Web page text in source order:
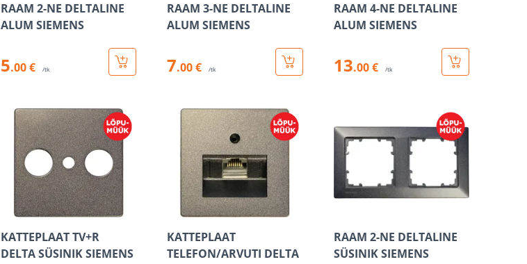
RAAM 2-NE DELTALINE
ALUM SIEMENS
5.00 € /tk
RAAM 3-NE DELTALINE
ALUM SIEMENS
7.00 € /tk
RAAM 4-NE DELTALINE
ALUM SIEMENS
13.00 € /tk
KATTEPLAAT TV+R
DELTA SÜSINIK SIEMENS
KATTEPLAAT
TELEFON/ARVUTI DELTA
RAAM 2-NE DELTALINE
SÜSINIK SIEMENS